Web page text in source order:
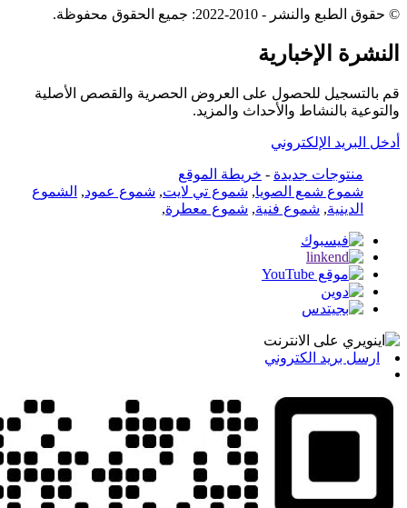
© حقوق الطبع والنشر - 2010-2022: جميع الحقوق محفوظة.
النشرة الإخبارية
قم بالتسجيل للحصول على العروض الحصرية والقصص الأصلية
والتوعية بالنشاط والأحداث والمزيد.
أدخل البريد الإلكتروني
منتوجات جديدة - خريطة الموقع
شموع شمع الصويا, شموع تي لايت, شموع عمود, الشموع
الدينية, شموع فنية, شموع معطرة,
ارسل بريد الكتروني